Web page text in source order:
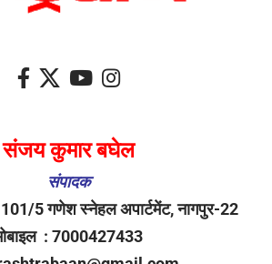
संजय कुमार बघेल
संपादक
101/5 गणेश स्नेहल अपार्टमेंट, नागपुर-22
: 7000427433